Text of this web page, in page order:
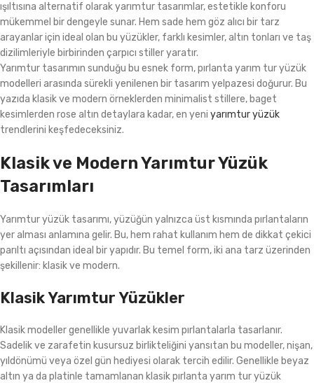
ışıltısına alternatif olarak yarımtur tasarımlar, estetikle konforu
mükemmel bir dengeyle sunar. Hem sade hem göz alıcı bir tarz
arayanlar için ideal olan bu yüzükler, farklı kesimler, altın tonları ve taş
dizilimleriyle birbirinden çarpıcı stiller yaratır.
Yarımtur tasarımın sunduğu bu esnek form, pırlanta yarım tur yüzük
modelleri arasında sürekli yenilenen bir tasarım yelpazesi doğurur. Bu
yazıda klasik ve modern örneklerden minimalist stillere, baget
kesimlerden rose altın detaylara kadar, en yeni yarımtur yüzük
trendlerini keşfedeceksiniz.
Klasik ve Modern Yarımtur Yüzük
Tasarımları
Yarımtur yüzük tasarımı, yüzüğün yalnızca üst kısmında pırlantaların
yer alması anlamına gelir. Bu, hem rahat kullanım hem de dikkat çekici
parıltı açısından ideal bir yapıdır. Bu temel form, iki ana tarz üzerinden
şekillenir: klasik ve modern.
Klasik Yarımtur Yüzükler
Klasik modeller genellikle yuvarlak kesim pırlantalarla tasarlanır.
Sadelik ve zarafetin kusursuz birlikteliğini yansıtan bu modeller, nişan,
yıldönümü veya özel gün hediyesi olarak tercih edilir. Genellikle beyaz
altın ya da platinle tamamlanan klasik pırlanta yarım tur yüzük